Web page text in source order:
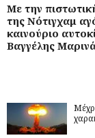
Με την
της Νότιγχαμ
καινούριο
Βαγγέλης